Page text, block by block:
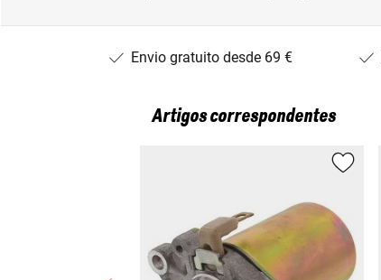
Envio gratuito desde 69 €
Artigos correspondentes